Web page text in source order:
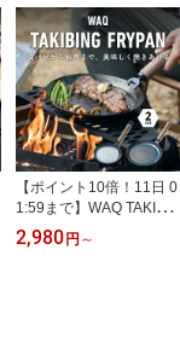
【ポイント10倍！11日 0
1:59まで】WAQ TAKIBIN
G FRYPAN 焚き火 フラ
イパン 焚き火パン ハン
2,980 円 ～